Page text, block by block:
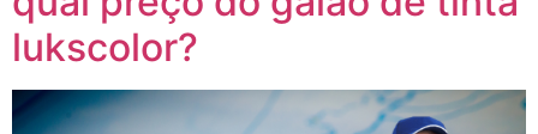
lukscolor?